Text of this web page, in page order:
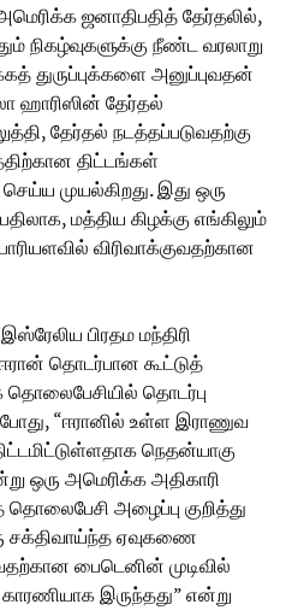
ஜனாதிபதித் தேர்தலில்,
நிகழ்வுகளுக்கு நீண்ட வரலாறு
துருப்புக்களை அனுப்புவதன்
ஹாரிஸின் தேர்தல்
தேர்தல் நடத்தப்படுவதற்கு
திட்டங்கள்
முயல்கிறது. இது ஒரு
மத்திய கிழக்கு எங்கிலும்
விரிவாக்குவதற்கான
பிரதம மந்திரி
தொடர்பான கூட்டுத்
தொலைபேசியில் தொடர்பு
“ஈரானில் உள்ள இராணுவ
நெதன்யாகு
ஒரு அமெரிக்க அதிகாரி
அழைப்பு குறித்து
சக்திவாய்ந்த ஏவுகணை
பைடெனின் முடிவில்
காரணியாக இருந்தது” என்று